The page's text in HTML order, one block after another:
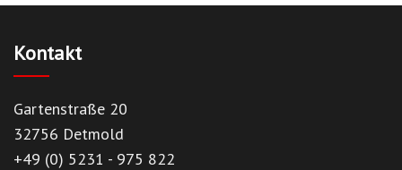
Kontakt
Gartenstraße 20
32756 Detmold
+49 (0) 5231 - 975 822